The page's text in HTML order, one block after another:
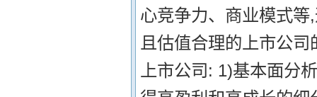
心竞争力、商业模式
且估值合理的上市公
上市公司: 1)基本面分